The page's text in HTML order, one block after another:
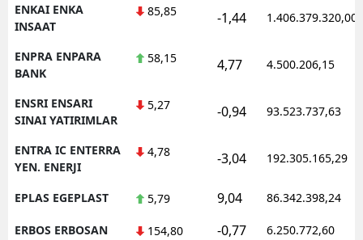
ENKAI ENKA
INSAAT
85,85 -1,44 1.406.379.320,00
ENPRA ENPARA
BANK
58,15 4,77 4.500.206,15
ENSRI ENSARI
SINAI YATIRIMLAR
5,27 -0,94 93.523.737,63
ENTRA IC ENTERRA
YEN. ENERJI
4,78 -3,04 192.305.165,29
EPLAS EGEPLAST 5,79 9,04 86.342.398,24
ERBOS ERBOSAN 154,80 -0,77 6.250.772,60